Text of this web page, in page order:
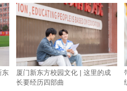
东
厦门新东方校园文化 | 这里的成
长要经历四部曲